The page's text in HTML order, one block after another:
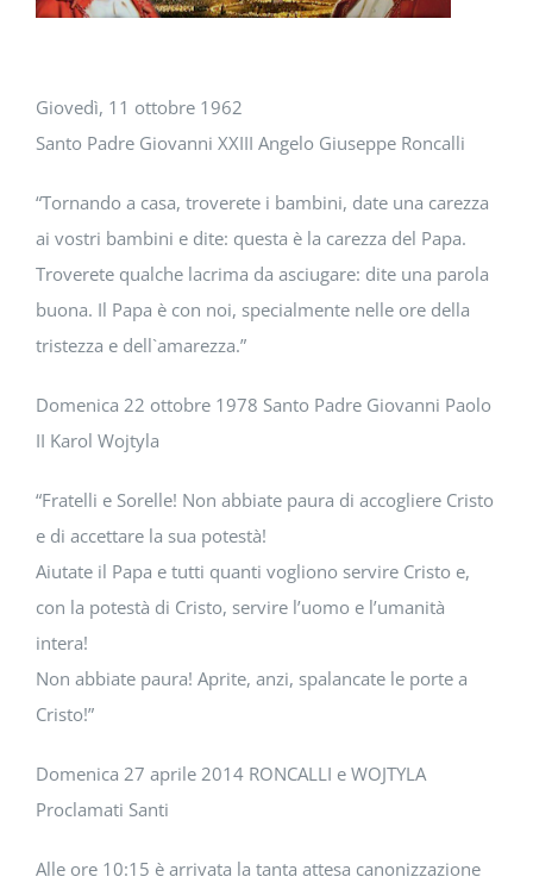
DOWNLOAD
Giovedì, 11 ottobre 1962
Santo Padre Giovanni XXIII Angelo Giuseppe Roncalli
“Tornando a casa, troverete i bambini, date una carezza
ai vostri bambini e dite: questa è la carezza del Papa.
Troverete qualche lacrima da asciugare: dite una parola
buona. Il Papa è con noi, specialmente nelle ore della
tristezza e dell`amarezza.”
Domenica 22 ottobre 1978 Santo Padre Giovanni Paolo
II Karol Wojtyla
“Fratelli e Sorelle! Non abbiate paura di accogliere Cristo
e di accettare la sua potestà!
Aiutate il Papa e tutti quanti vogliono servire Cristo e,
con la potestà di Cristo, servire l’uomo e l’umanità
intera!
Non abbiate paura! Aprite, anzi, spalancate le porte a
Cristo!”
Domenica 27 aprile 2014 RONCALLI e WOJTYLA
Proclamati Santi
Alle ore 10:15 è arrivata la tanta attesa canonizzazione